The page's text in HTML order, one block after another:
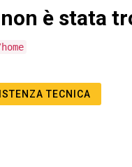
è stata
TECNICA